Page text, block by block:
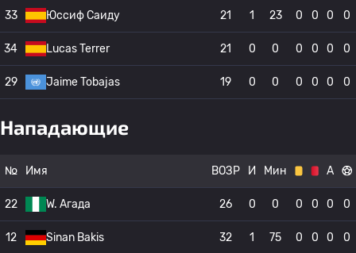
33 Юссиф Саиду 21 1 23 0 0 0 0
34 Lucas Terrer 21 0 0 0 0 0 0
29 Jaime Tobajas 19 0 0 0 0 0 0
Нападающие
№ Имя ВОЗР И Мин А
22 W. Агада 26 0 0 0 0 0 0
12 Sinan Bakis 32 1 75 0 0 0 0